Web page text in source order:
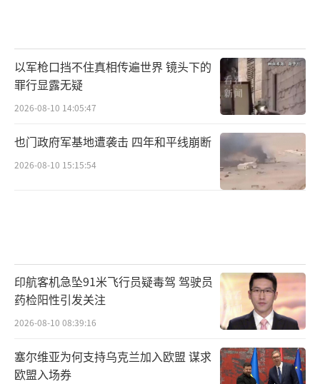
以军枪口挡不住真相传遍世界 镜头下的
罪行显露无疑
2026-08-10 14:05:47
也门政府军基地遭袭击 四年和平线崩断
2026-08-10 15:15:54
印航客机急坠91米飞行员疑毒驾 驾驶员
药检阳性引发关注
2026-08-10 08:39:16
塞尔维亚为何支持乌克兰加入欧盟 谋求
欧盟入场券